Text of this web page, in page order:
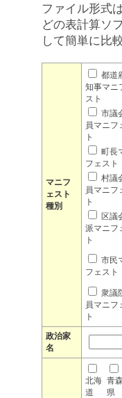
ファイル形式
どの表計算ソ
して簡単に比
マニフ
ェスト
種別
都道
知事マニ
スト
市議
員マニフ
ト
町長
フェスト
村議
員マニフ
ト
区議
派マニフ
ト
市民
フェスト
衆議
員マニフ
ト
政治家
名
北海
道
青森
県